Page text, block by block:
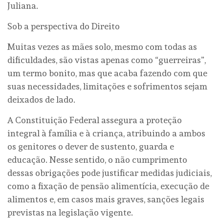
Juliana.
Sob a perspectiva do Direito
Muitas vezes as mães solo, mesmo com todas as
dificuldades, são vistas apenas como “guerreiras”,
um termo bonito, mas que acaba fazendo com que
suas necessidades, limitações e sofrimentos sejam
deixados de lado.
A Constituição Federal assegura a proteção
integral à família e à criança, atribuindo a ambos
os genitores o dever de sustento, guarda e
educação. Nesse sentido, o não cumprimento
dessas obrigações pode justificar medidas judiciais,
como a fixação de pensão alimentícia, execução de
alimentos e, em casos mais graves, sanções legais
previstas na legislação vigente.